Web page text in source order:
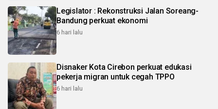
Legislator : Rekonstruksi Jalan Soreang-
Bandung perkuat ekonomi
6 hari lalu
Disnaker Kota Cirebon perkuat edukasi
pekerja migran untuk cegah TPPO
6 hari lalu